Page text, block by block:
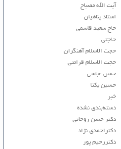
آیت الله مصباح
استاد پناهیان
حاج سعید قاسمی
حاجتی
حجت الاسلام آهنگران
حجت الاسلام قرائتی
حسن عباسی
حسین یکتا
خبر
دسته‌بندی نشده
دکتر حسن روحانی
دکتراحمدی نژاد
دکتررحیم پور